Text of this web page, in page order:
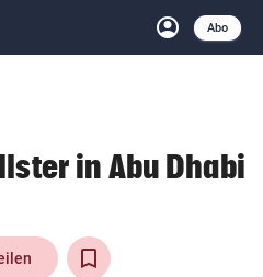
account_circle
Anmelden
Abo
close Schließen
arrow_right
arrow_right
in Abu Dhabi